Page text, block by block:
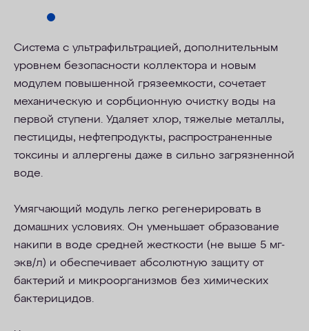
Cистема с ультрафильтрацией, дополнительным
уровнем безопасности коллектора и новым
модулем повышенной грязеемкости, сочетает
механическую и сорбционную очистку воды на
первой ступени. Удаляет хлор, тяжелые металлы,
пестициды, нефтепродукты, распространенные
токсины и аллергены даже в сильно загрязненной
воде.
Умягчающий модуль легко регенерировать в
домашних условиях. Он уменьшает образование
накипи в воде средней жесткости (не выше 5 мг-
экв/л) и обеспечивает абсолютную защиту от
бактерий и микроорганизмов без химических
бактерицидов.